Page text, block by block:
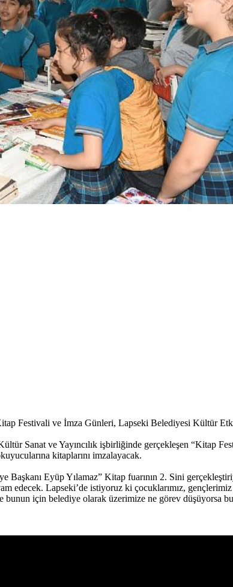
Festivali ve İmza Günleri, Lapseki Belediyesi Kültür
Sanat ve Yayıncılık işbirliğinde gerçekleşen “Kitap
kitaplarını imzalayacak.
Eyüp Yılamaz” Kitap fuarının 2. Sini
edecek. Lapseki’de istiyoruz ki çocuklarımız,
için belediye olarak üzerimize ne görev düşüyorsa